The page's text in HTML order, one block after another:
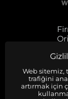
Web sitemiz,
trafiğini
artırmak için